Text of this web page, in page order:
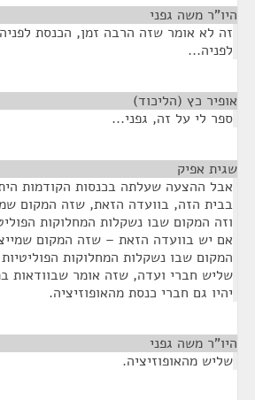
היו"ר משה גפני
זה לא אומר שזה הרבה זמן, הכנסת
לפניה...
אופיר כץ (הליכוד)
ספר לי על זה, גפני...
שגית אפיק
אבל ההצעה שעלתה בכנסות הקודמות
בבית הזה, בוועדה הזאת, שזה המקום
וזה המקום שבו נשקלות המחלוקות
אם יש בוועדה הזאת – שזה המקום
המקום שבו נשקלות המחלוקות הפוליטיות
שליש חברי ועדה, שזה אומר שבוודאות
יהיו גם חברי כנסת מהאופוזיציה.
היו"ר משה גפני
שליש מהאופוזיציה.